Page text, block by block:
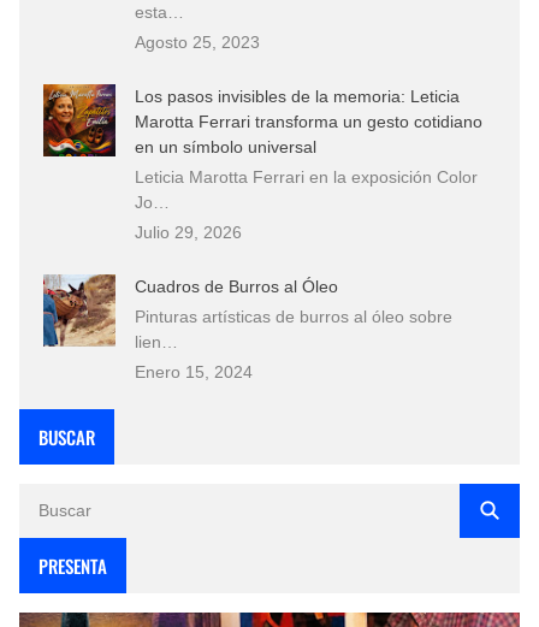
esta…
Agosto 25, 2023
Los pasos invisibles de la memoria: Leticia
Marotta Ferrari transforma un gesto cotidiano
en un símbolo universal
Leticia Marotta Ferrari en la exposición Color
Jo…
Julio 29, 2026
Cuadros de Burros al Óleo
Pinturas artísticas de burros al óleo sobre
lien…
Enero 15, 2024
BUSCAR
PRESENTA